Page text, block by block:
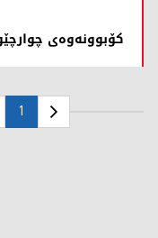
کۆبوونەوەی
1